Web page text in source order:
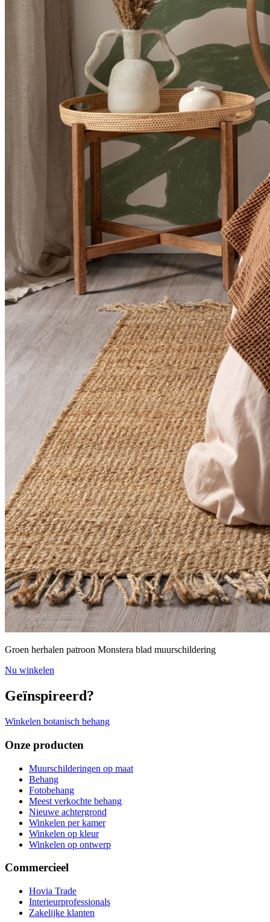
Groen herhalen patroon Monstera blad muurschildering
Nu winkelen
Geïnspireerd?
Winkelen botanisch behang
Onze producten
Muurschilderingen op maat
Behang
Fotobehang
Meest verkochte behang
Nieuwe achtergrond
Winkelen per kamer
Winkelen op kleur
Winkelen op ontwerp
Commercieel
Hovia Trade
Interieurprofessionals
Zakelijke klanten